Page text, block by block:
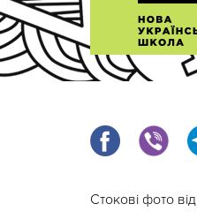
Стокові фото від